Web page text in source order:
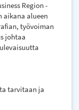
Region -
aikana alueen
työvoiman
johtaa
tarvitaan ja